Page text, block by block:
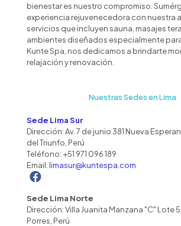
bienestar es nuestro compromiso.
experiencia rejuvenecedora con nuestra
servicios que incluyen sauna, masajes
ambientes diseñados especialmente
Kunte Spa, nos dedicamos a brindarte
relajación y renovación.
Nuestras Sedes en Lima
Sede Lima Sur
Dirección: Av. 7 de junio 381 Nueva
del Triunfo, Perú
Teléfono: +51 971 096 189
Email:limasur@kuntespa.com
Sede Lima Norte
Dirección: Villa Juanita Manzana "C" Lote
Porres, Perú